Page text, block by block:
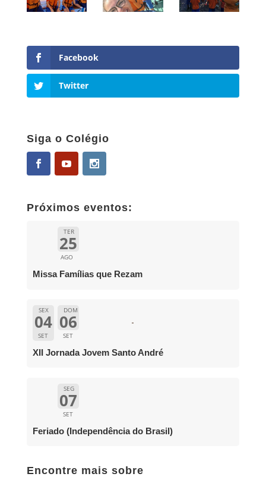
Facebook
Twitter
Siga o Colégio
Próximos eventos:
TER
25
AGO
Missa Famílias que Rezam
SEX
04
SET
DOM
06
SET
XII Jornada Jovem Santo André
SEG
07
SET
Feriado (Independência do Brasil)
Encontre mais sobre